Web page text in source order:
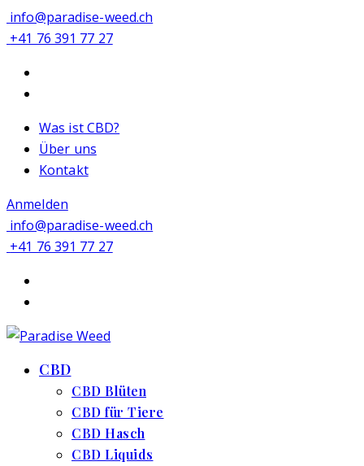
info@paradise-weed.ch
+41 76 391 77 27
Was ist CBD?
Über uns
Kontakt
Anmelden
info@paradise-weed.ch
+41 76 391 77 27
CBD
CBD Blüten
CBD für Tiere
CBD Hasch
CBD Liquids